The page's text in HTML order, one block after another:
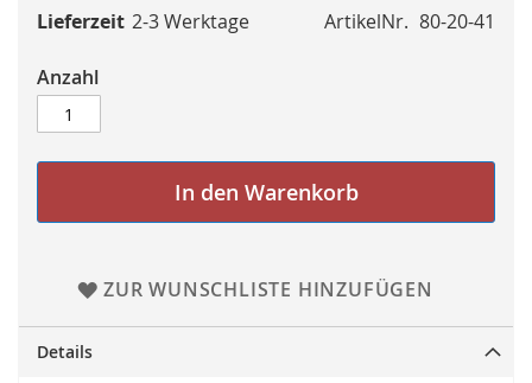
ArtikelNr. 80-20-41
Lieferzeit 2-3 Werktage
Anzahl
In den Warenkorb
ZUR WUNSCHLISTE HINZUFÜGEN
Details